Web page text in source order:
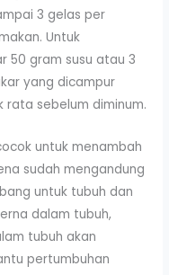
3 gelas per
Untuk
50 gram susu atau 3
yang dicampur
rata sebelum diminum.
untuk menambah
sudah mengandung
untuk tubuh dan
dalam tubuh,
tubuh akan
pertumbuhan